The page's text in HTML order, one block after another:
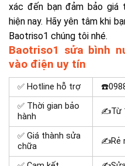
xác đến bạn đảm bảo
hiện nay. Hãy yên tâm khi
Baotriso1 chúng tôi nhé.
Baotriso1 sửa bình
vào điện uy tín
✅ Hotline hỗ trợ
✅ Thời gian bảo
hành
✍Từ
✅ Giá thành sửa
chữa
✍Rẻ